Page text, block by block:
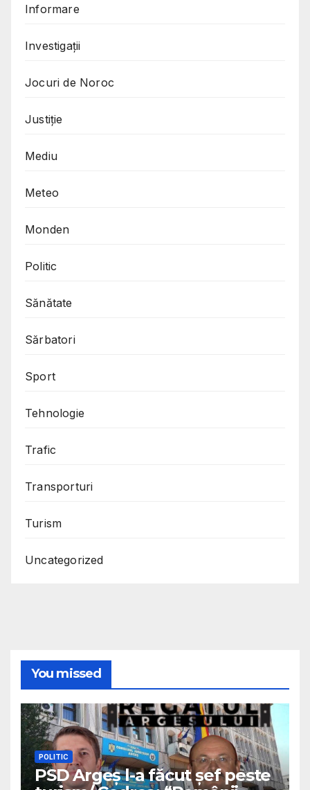
Informare
Investigații
Jocuri de Noroc
Justiție
Mediu
Meteo
Monden
Politic
Sănătate
Sărbatori
Sport
Tehnologie
Trafic
Transporturi
Turism
Uncategorized
You missed
POLITIC
PSD Argeș l-a făcut șef peste